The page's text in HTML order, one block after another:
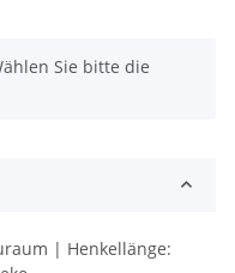
Sie bitte die
| Henkellänge: